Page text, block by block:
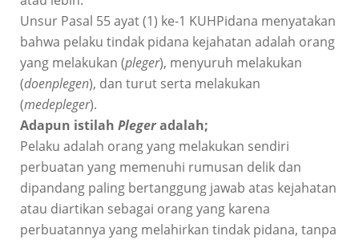
Unsur Pasal 55 ayat (1) ke-1 KUHPidana menyatakan
bahwa pelaku tindak pidana kejahatan adalah orang
yang melakukan (pleger), menyuruh melakukan
(doenplegen), dan turut serta melakukan
(medepleger).
Adapun istilah Plegeradalah;
Pelaku adalah orang yang melakukan sendiri
perbuatan yang memenuhi rumusan delik dan
dipandang paling bertanggung jawab atas kejahatan
atau diartikan sebagai orang yang karena
perbuatannya yang melahirkan tindak pidana, tanpa